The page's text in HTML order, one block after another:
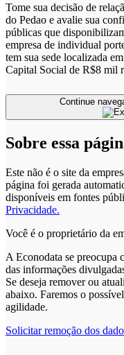
Tome sua decisão de
do Pedao e avalie sua
públicas que
empresa de individual
tem sua sede localizada
Capital Social de R$8 mil
Sobre essa
Este não é o site da
página foi gerada
disponíveis em fontes
Privacidade.
Você é o proprietário da
A Econodata se preocupa
das informações
Se deseja remover ou
abaixo. Faremos o
agilidade.
Solicitar remoção dos